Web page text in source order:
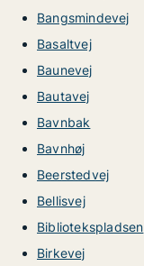
Bangsmindevej
Basaltvej
Baunevej
Bautavej
Bavnbak
Bavnhøj
Beerstedvej
Bellisvej
Bibliotekspladsen
Birkevej